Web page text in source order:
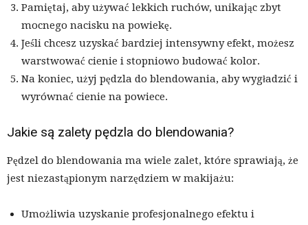
Pamiętaj, aby używać lekkich ruchów, unikając zbyt
mocnego nacisku na powiekę.
Jeśli chcesz uzyskać bardziej intensywny efekt, możesz
warstwować cienie i stopniowo budować kolor.
Na koniec, użyj pędzla do blendowania, aby wygładzić i
wyrównać cienie na powiece.
Jakie są zalety pędzla do blendowania?
Pędzel do blendowania ma wiele zalet, które sprawiają, że
jest niezastąpionym narzędziem w makijażu:
Umożliwia uzyskanie profesjonalnego efektu i